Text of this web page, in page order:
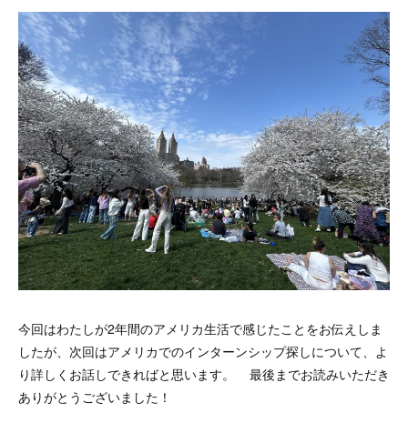
今回はわたしが2年間のアメリカ生活で感じたことをお伝えしま
したが、次回はアメリカでのインターンシップ探しについて、よ
り詳しくお話しできればと思います。 最後までお読みいただき
ありがとうございました！